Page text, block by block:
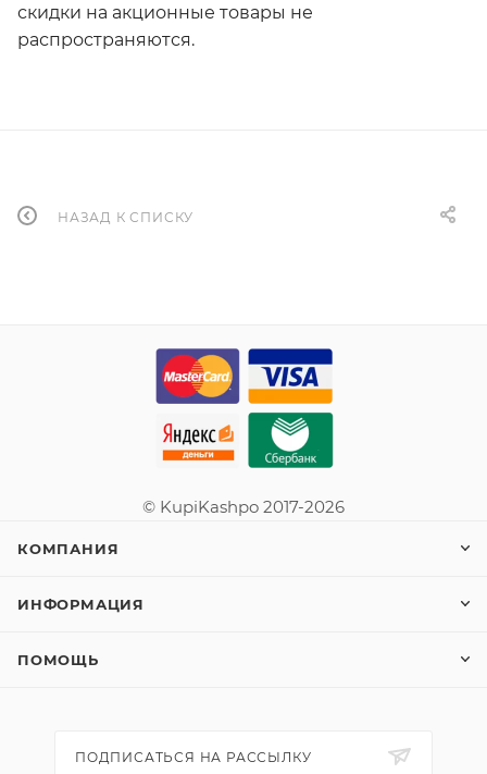
скидки на акционные товары не
распространяются.
НАЗАД К СПИСКУ
© KupiKashpo 2017-2026
КОМПАНИЯ
ИНФОРМАЦИЯ
ПОМОЩЬ
ПОДПИСАТЬСЯ НА РАССЫЛКУ